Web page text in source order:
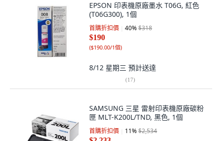
EPSON 印表機原廠墨水 T06G, 紅色
(T06G300), 1個
首購折扣價 40%$318
$190
($190.00/1個)
8/12 星期三 預計送達
(17)
SAMSUNG 三星 雷射印表機原廠碳粉
匣 MLT-K200L/TND, 黑色, 1個
首購折扣價 11%$2,534